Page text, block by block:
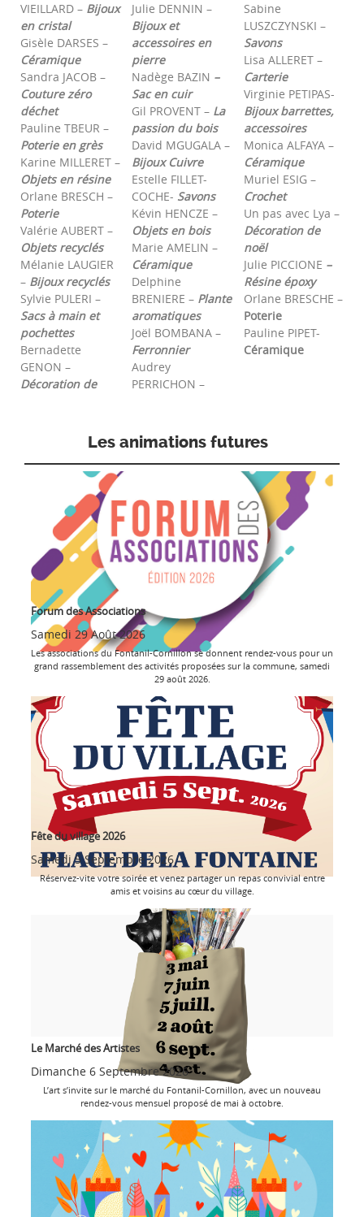
VIEILLARD – Bijoux
en cristal
Gisèle DARSES –
Céramique
Sandra JACOB –
Couture zéro
déchet
Pauline TBEUR –
Poterie en grès
Karine MILLERET –
Objets en résine
Orlane BRESCH –
Poterie
Valérie AUBERT –
Objets recyclés
Mélanie LAUGIER
– Bijoux recyclés
Sylvie PULERI –
Sacs à main et
pochettes
Bernadette
GENON –
Décoration de
Julie DENNIN –
Bijoux et
accessoires en
pierre
Nadège BAZIN –
Sac en cuir
Gil PROVENT – La
passion du bois
David MGUGALA –
Bijoux Cuivre
Estelle FILLET-
COCHE- Savons
Kévin HENCZE –
Objets en bois
Marie AMELIN –
Céramique
Delphine
BRENIERE – Plante
aromatiques
Joël BOMBANA –
Ferronnier
Audrey
PERRICHON –
Sabine
LUSZCZYNSKI –
Savons
Lisa ALLERET –
Carterie
Virginie PETIPAS-
Bijoux barrettes,
accessoires
Monica ALFAYA –
Céramique
Muriel ESIG –
Crochet
Un pas avec Lya –
Décoration de
noël
Julie PICCIONE –
Résine époxy
Orlane BRESCHE –
Poterie
Pauline PIPET-
Céramique
Les animations futures
Forum des Associations
Samedi 29 Août 2026
Les associations du Fontanil-Cornillon se donnent rendez-vous pour un
grand rassemblement des activités proposées sur la commune, samedi
29 août 2026.
Fête du village 2026
Samedi 5 Septembre 2026
Réservez-vite votre soirée et venez partager un repas convivial entre
amis et voisins au cœur du village.
Le Marché des Artistes
Dimanche 6 Septembre 2026
L’art s’invite sur le marché du Fontanil-Cornillon, avec un nouveau
rendez-vous mensuel proposé de mai à octobre.